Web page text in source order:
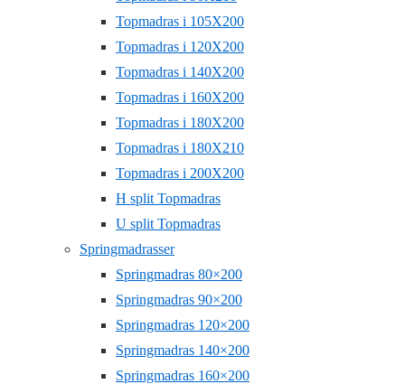
Topmadras i 105X200
Topmadras i 120X200
Topmadras i 140X200
Topmadras i 160X200
Topmadras i 180X200
Topmadras i 180X210
Topmadras i 200X200
H split Topmadras
U split Topmadras
Springmadrasser
Springmadras 80×200
Springmadras 90×200
Springmadras 120×200
Springmadras 140×200
Springmadras 160×200